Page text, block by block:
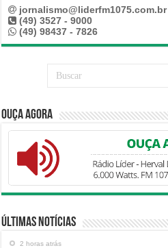
jornalismo@liderfm1075.com.br
(49) 3527 - 9000
(49) 98437 - 7826
Ouça Agora
Últimas Notícias
2 horas atrás